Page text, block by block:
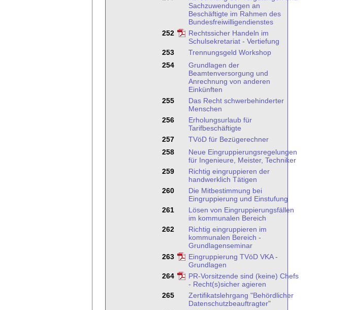
Sachzuwendungen an
Beschäftigte im Rahmen des
Bundesfreiwilligendienstes
252
Rechtssicher Handeln im
Schulsekretariat - Vertiefung
253
Trennungsgeld Workshop
254
Grundlagen der
Beamtenversorgung und
Anrechnung von anderen
Einkünften
255
Das Recht schwerbehinderter
Menschen
256
Erholungsurlaub für
Tarifbeschäftigte
257
TVöD für Bezügerechner
258
Neue Eingruppierungsregelungen
für Ingenieure, Meister, Techniker
259
Richtig eingruppieren der
handwerklich Tätigen
260
Die Mitbestimmung bei
Eingruppierung und Einstufung
261
Lösen von Eingruppierungsfällen
im kommunalen Bereich
262
Richtig eingruppieren im
kommunalen Bereich -
Grundlagenseminar
263
Eingruppierung TVöD VKA -
Grundlagen
264
PR-Vorsitzende sind (keine) Chefs
- Recht(s)sicher agieren
265
Zertifikatslehrgang "Behördlicher
Datenschutzbeauftragter"